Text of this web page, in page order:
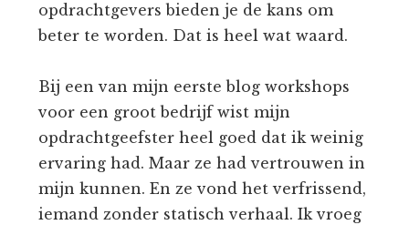
opdrachtgevers bieden je de kans om
beter te worden. Dat is heel wat waard.
Bij een van mijn eerste blog workshops
voor een groot bedrijf wist mijn
opdrachtgeefster heel goed dat ik weinig
ervaring had. Maar ze had vertrouwen in
mijn kunnen. En ze vond het verfrissend,
iemand zonder statisch verhaal. Ik vroeg